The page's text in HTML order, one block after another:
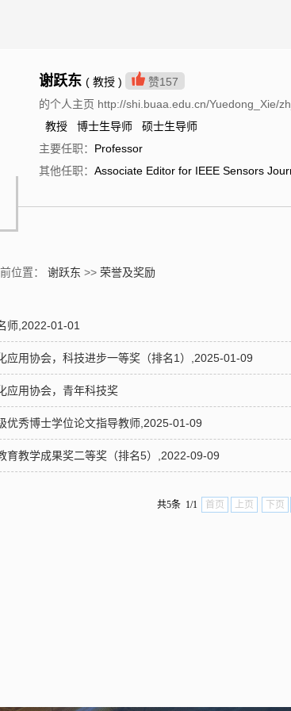
谢跃东 ( 教授 ) 赞157
的个人主页 http://shi.buaa.edu.cn/Yuedong_Xie/
教授 博士生导师 硕士生导师
主要任职： Professor
其他任职： Associate Editor for IEEE Sensors
位置： 谢跃东 >> 荣誉及奖励
师,2022-01-01
应用协会，科技进步一等奖（排名1）,2025-01-09
应用协会，青年科技奖
优秀博士学位论文指导教师,2025-01-09
育教学成果奖二等奖（排名5）,2022-09-09
共5条 1/1 首页 上页 下页